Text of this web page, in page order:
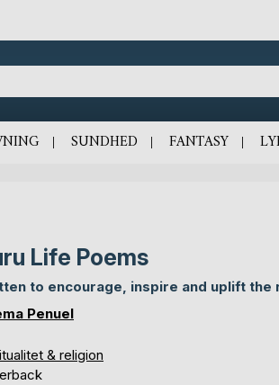
SUNDHED FANTASY
Life Poems
to encourage, inspire and uplift the
Penuel
& religion